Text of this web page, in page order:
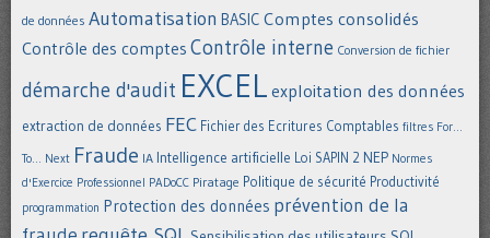
de données Automatisation BASIC Comptes consolidés
Contrôle des comptes Contrôle interne Conversion de fichier
démarche d'audit EXCEL exploitation des données
extraction de données FEC Fichier des Ecritures Comptables filtres For...
To... Next Fraude IA Intelligence artificielle Loi SAPIN 2 NEP Normes
d'Exercice Professionnel PADoCC Piratage Politique de sécurité Productivité
programmation Protection des données prévention de la